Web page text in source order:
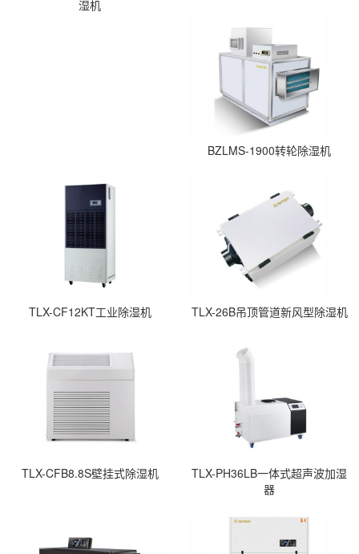
湿机
BZLMS-1900转轮除湿机
TLX-CF12KT工业除湿机 TLX-26B吊顶管道新风型除湿机
TLX-CFB8.8S壁挂式除湿机
TLX-PH36LB一体式超声波加湿
器